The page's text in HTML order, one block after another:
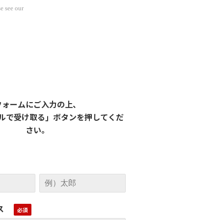
ームにご入力の上、
で受け取る」ボタンを押してくだ
さい。
see our